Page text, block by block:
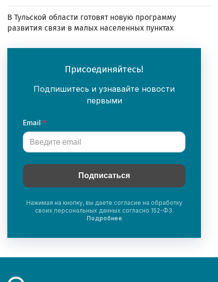
В Тульской области готовят новую программу
развития связи в малых населенных пунктах
Присоединяйтесь!
Подпишитесь и узнавайте новости
первыми
Email
Подписаться
Нажимая на кнопку, вы даете согласие на обработку
своих персональных данных согласно 152-ФЗ.
Подробнее